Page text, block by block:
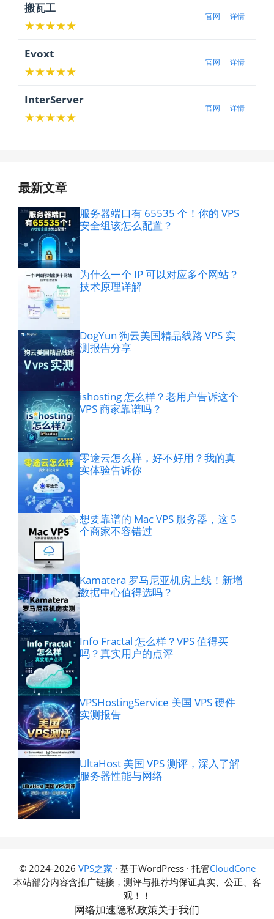
搬瓦工
★★★★★
官网 详情
Evoxt
★★★★★
官网 详情
InterServer
★★★★★
官网 详情
最新文章
服务器端口有 65535 个！你的 VPS
安全组该怎么配置？
为什么一个 IP 可以对应多个网站？
技术原理详解
DogYun 狗云美国精品线路 VPS 实
测报告分享
ishosting 怎么样？老用户告诉这个
VPS 商家靠谱吗？
零途云怎么样，好不好用？我的真
实体验告诉你
想要靠谱的 Mac VPS 服务器，这 5
个商家不容错过
Kamatera 罗马尼亚机房上线！新增
数据中心值得选吗？
Info Fractal 怎么样？VPS 值得买
吗？真实用户的点评
VPSHostingService 美国 VPS 硬件
实测报告
UltaHost 美国 VPS 测评，深入了解
服务器性能与网络
© 2024-2026 VPS之家 · 基于WordPress · 托管CloudCone
本站部分内容含推广链接，测评与推荐均保证真实、公正、客
观！！
网络加速隐私政策关于我们